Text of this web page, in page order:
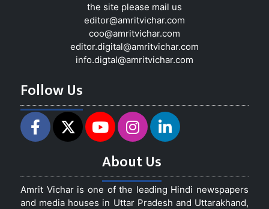
the site please mail us
editor@amritvichar.com
coo@amritvichar.com
editor.digital@amritvichar.com
info.digtal@amritvichar.com
Follow Us
About Us
Amrit Vichar is one of the leading Hindi newspapers
and media houses in Uttar Pradesh and Uttarakhand,